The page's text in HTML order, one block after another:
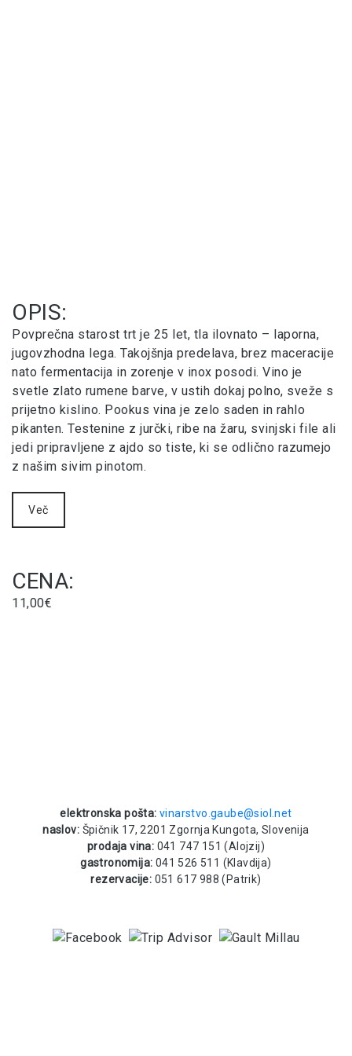
OPIS:
Povprečna starost trt je 25 let, tla ilovnato – laporna,
jugovzhodna lega. Takojšnja predelava, brez maceracije
nato fermentacija in zorenje v inox posodi. Vino je
svetle zlato rumene barve, v ustih dokaj polno, sveže s
prijetno kislino. Pookus vina je zelo saden in rahlo
pikanten. Testenine z jurčki, ribe na žaru, svinjski file ali
jedi pripravljene z ajdo so tiste, ki se odlično razumejo
z našim sivim pinotom.
Več
CENA:
11,00€
elektronska pošta: vinarstvo.gaube@siol.net
naslov: Špičnik 17, 2201 Zgornja Kungota, Slovenija
prodaja vina: 041 747 151 (Alojzij)
gastronomija: 041 526 511 (Klavdija)
rezervacije: 051 617 988 (Patrik)